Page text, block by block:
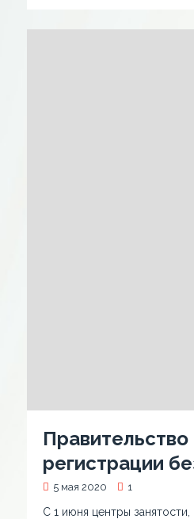
регистрации
5 мая 2020 1
С 1 июня центры